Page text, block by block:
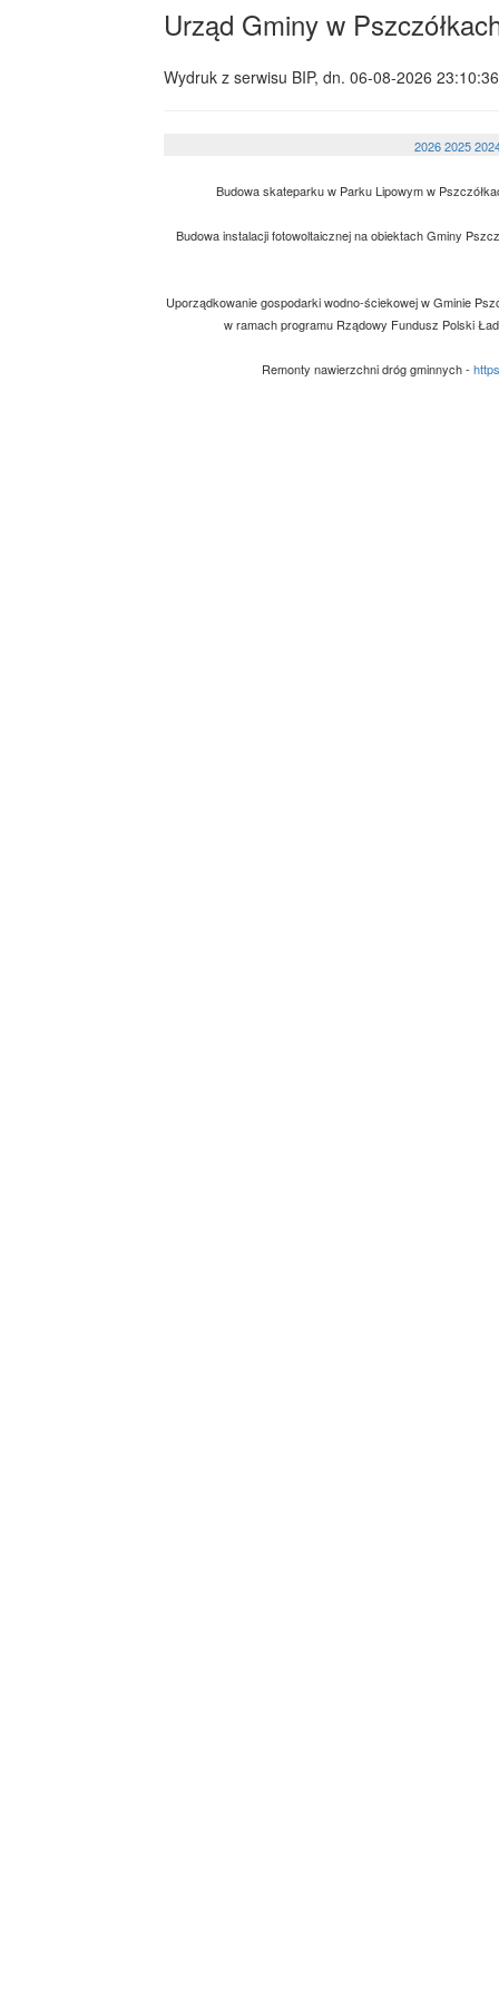
Urząd Gminy w
Wydruk z serwisu BIP, dn. 06-08-2026 23:10:36
20262025
Budowa skateparku w Parku Lipowym w
Budowa instalacji fotowoltaicznej na obiektach Gminy
Uporządkowanie gospodarki wodno-ściekowej w Gminie
w ramach programu Rządowy Fundusz Polski
Remonty nawierzchni dróg gminnych -